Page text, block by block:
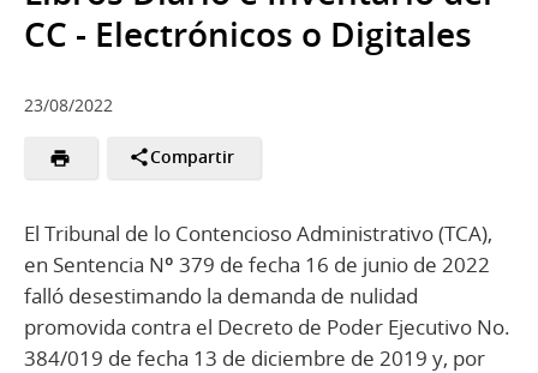
CC - Electrónicos o Digitales
23/08/2022
Compartir
El Tribunal de lo Contencioso Administrativo (TCA),
en Sentencia Nº 379 de fecha 16 de junio de 2022
falló desestimando la demanda de nulidad
promovida contra el Decreto de Poder Ejecutivo No.
384/019 de fecha 13 de diciembre de 2019 y, por